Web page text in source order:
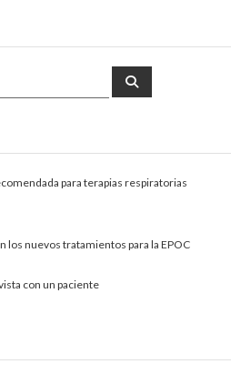
Search
para terapias respiratorias
los nuevos tratamientos para la EPOC
con un paciente